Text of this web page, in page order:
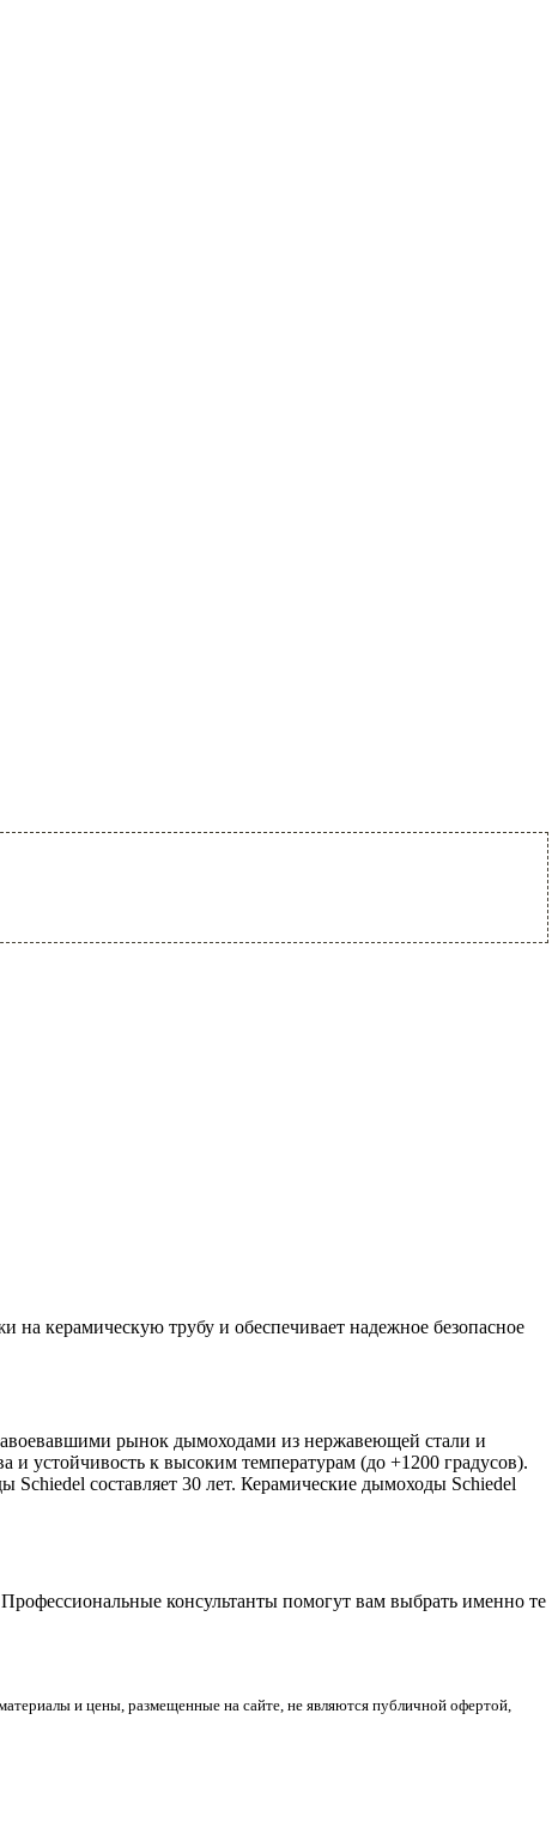
керамическую трубу и обеспечивает надежное безопасное
рынок дымоходами из нержавеющей стали и
устойчивость к высоким температурам (до +1200 градусов).
составляет 30 лет. Керамические дымоходы Schiedel
консультанты помогут вам выбрать именно те
и цены, размещенные на сайте, не являются публичной офертой,